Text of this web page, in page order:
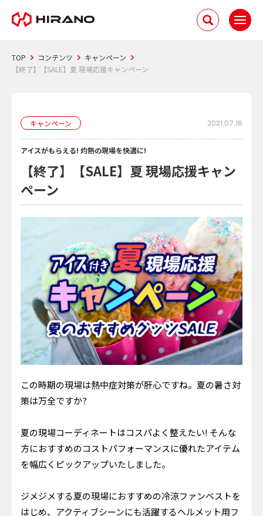
TOP コンテンツ
キャンペーン
【終了】【SALE】夏 現場応援キャンペーン
キャンペーン 2021.07.16
アイスがもらえる! 灼熱の現場を快適に!
【終了】【SALE】夏 現場応援キャン
ペーン
この時期の現場は熱中症対策が肝心ですね。夏の暑さ対
策は万全ですか?
夏の現場コーディネートはコスパよく整えたい! そんな
方におすすめのコストパフォーマンスに優れたアイテム
を幅広くピックアップいたしました。
ジメジメする夏の現場におすすめの冷涼ファンベストを
はじめ、アクティブシーンにも活躍するヘルメット用フ